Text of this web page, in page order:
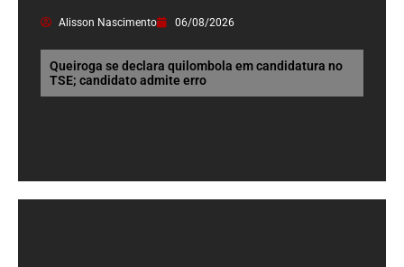
Alisson Nascimento 06/08/2026
Queiroga se declara quilombola em candidatura no
TSE; candidato admite erro